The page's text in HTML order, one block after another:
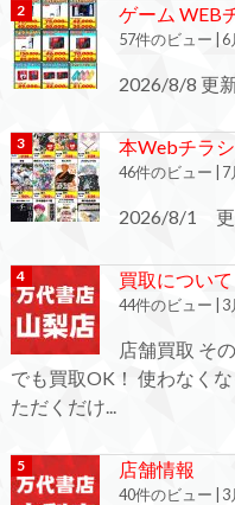
ゲーム WEB
57件のビュー 6
2026/8/8 更
本Webチラシ
46件のビュー 7
2026/8/1
買取について
44件のビュー 3
店舗買取 そ
でも買取OK！ 使わなく
ただくだけ...
店舗情報
40件のビュー 3